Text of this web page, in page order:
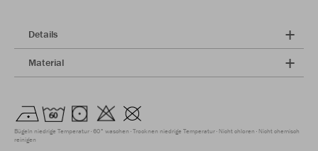
Details
Material
Bügeln niedrige Temperatur 60° waschen Trocknen niedrige Temperatur Nicht chloren Nicht chemisch
reinigen